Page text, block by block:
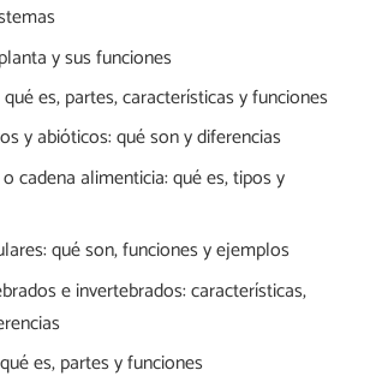
y sus funciones
es, partes, características y funciones
y abióticos: qué son y diferencias
cadena alimenticia: qué es, tipos y
qué son, funciones y ejemplos
e invertebrados: características,
es, partes y funciones